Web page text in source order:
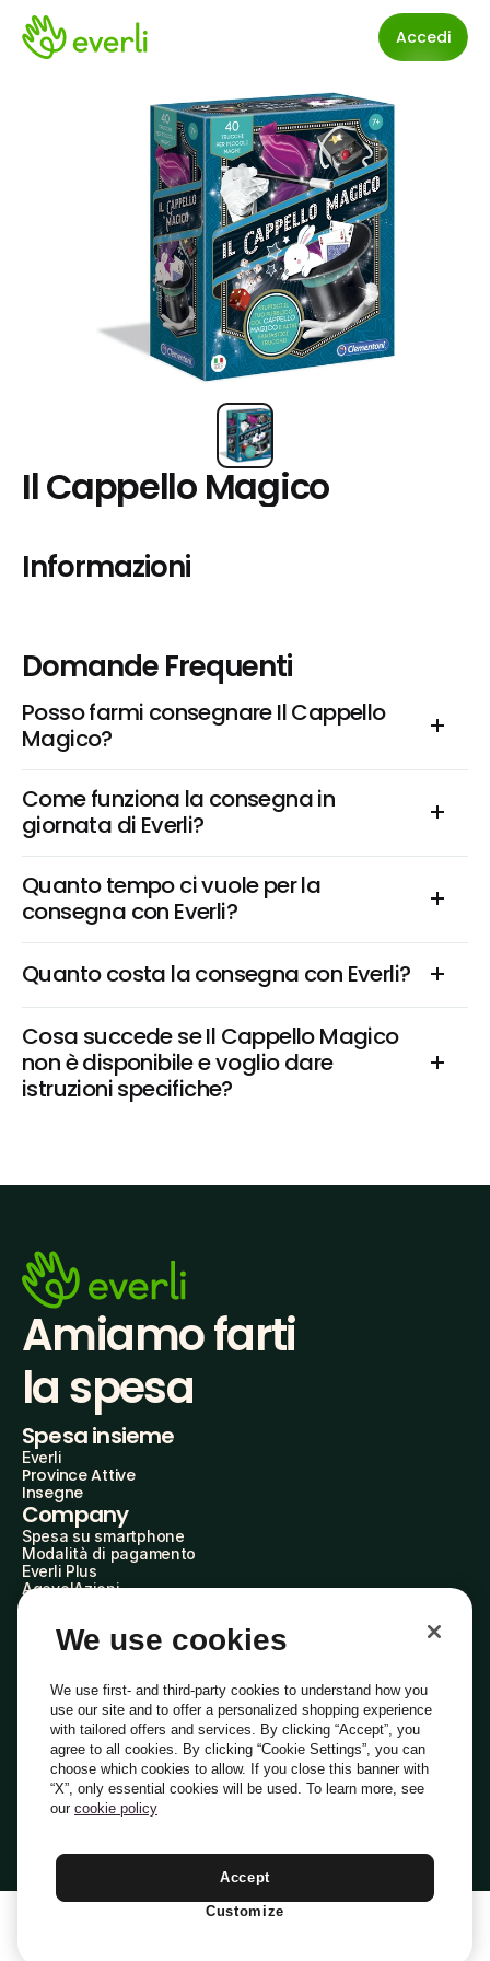
Accedi
Il Cappello Magico
Informazioni
Domande Frequenti
Posso farmi consegnare Il Cappello
Magico?
Come funziona la consegna in
giornata di Everli?
Quanto tempo ci vuole per la
consegna con Everli?
Quanto costa la consegna con Everli?
Cosa succede se Il Cappello Magico
non è disponibile e voglio dare
istruzioni specifiche?
Amiamo farti
la spesa
Spesa insieme
Everli
Province Attive
Insegne
Company
Spesa su smartphone
Modalità di pagamento
Everli Plus
AgevolAzioni
Everli Shoppers
Scopri chi siamo
Domande frequenti
Lavora con noi
Diventa Shopper
Investitori
PrivacyCookiePreferenze Cookie
Termini e Condizioni
Italiano
We use cookies
We use first- and third-party cookies to understand how you
use our site and to offer a personalized shopping experience
with tailored offers and services. By clicking “Accept”, you
agree to all cookies. By clicking “Cookie Settings”, you can
choose which cookies to allow. If you close this banner with
“X”, only essential cookies will be used. To learn more, see
our cookie policy
Accept
Customize